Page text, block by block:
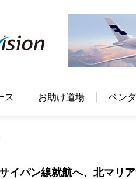
ス お助け道場 ベン
イパン線就航へ、北マリ